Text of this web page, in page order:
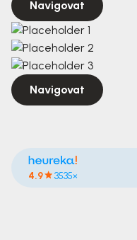
Navigovat
Navigovat
4.9 3535×